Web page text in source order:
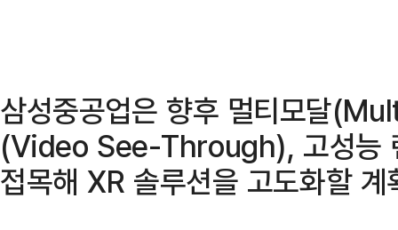
삼성중공업은 향후 멀티모달
(Video See-Through), 고성능
접목해 XR 솔루션을 고도화할 계